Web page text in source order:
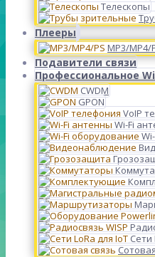
Телескопы
Плееры
MP3/MP4/
Подавители связи
Профессиональное
CWDM
GPON
VoIP
Wi-Fi
Сети